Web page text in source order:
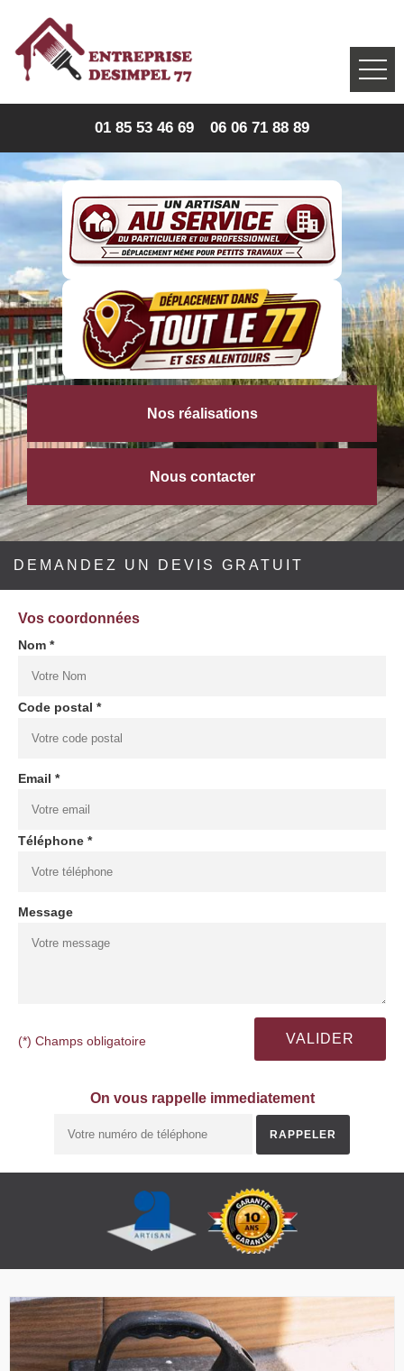
01 85 53 46 69 06 06 71 88 89
Nos réalisations
Nous contacter
DEMANDEZ UN DEVIS GRATUIT
Vos coordonnées
Nom *
Code postal *
Email *
Téléphone *
Message
(*) Champs obligatoire
On vous rappelle immediatement